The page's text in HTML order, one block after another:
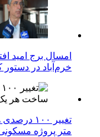
امسال برج امید
خرم‌آباد در دستور
تغییر
متر پروژه